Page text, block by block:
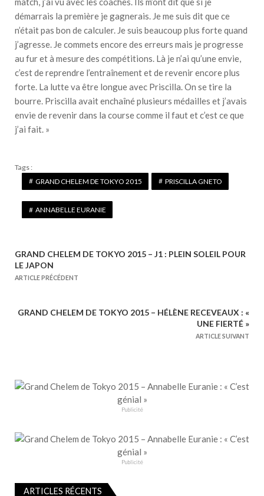
démarrais la première je gagnerais. Je me suis dit que ce
n’était pas bon de calculer. Je suis beaucoup plus forte quand
j’agresse. Je commets encore des erreurs mais je progresse
au fur et à mesure des compétitions. Là je n’ai qu’une envie,
c’est de reprendre l’entraînement et de revenir encore plus
forte. La lutte va être longue avec Priscilla. On se tire la
bourre. Priscilla avait enchaîné plusieurs médailles et j’avais
envie de revenir dans la course comme il faut et c’est ce que
j’ai fait. »
Tags :
GRAND CHELEM DE TOKYO 2015
PRISCILLA GNETO
ANNABELLE EURANIE
N
a
o
e
a
GRAND CHELEM DE TOKYO 2015 – J1 : PLEIN SOLEIL POUR
LE JAPON
ARTICLE PRÉCÉDENT
GRAND CHELEM DE TOKYO 2015 – HÉLÈNE RECEVEAUX : «
UNE FIERTÉ »
ARTICLE SUIVANT
Publicité
Publicité
ARTICLES RÉCENTS